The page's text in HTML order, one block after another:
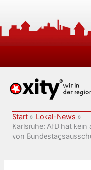
springen
Start
Lokal-News
Karlsruhe: AfD hat kein
von